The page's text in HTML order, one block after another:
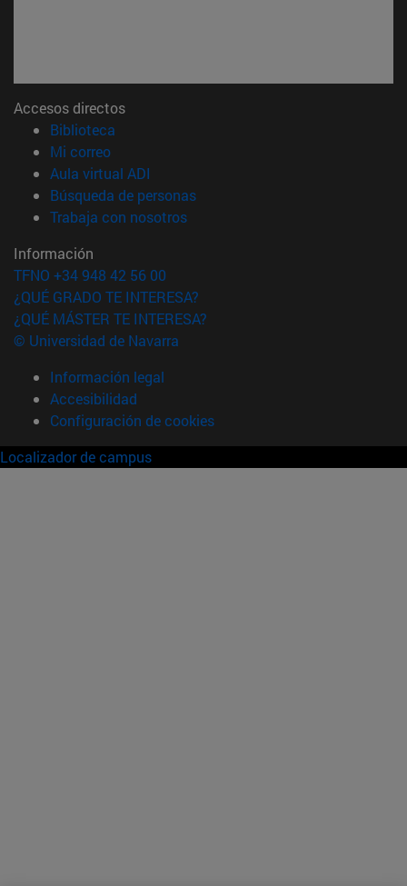
Accesos directos
Biblioteca
Mi correo(abre en nueva ventana)
Aula virtual ADI
Búsqueda de personas(abre en nueva ventana)
Trabaja con nosotros(abre en nueva ventana)
Información
TFNO +34 948 42 56 00
¿QUÉ GRADO TE INTERESA?
¿QUÉ MÁSTER TE INTERESA?
© Universidad de Navarra
Información legal
Accesibilidad
Configuración de cookies
Localizador de campus